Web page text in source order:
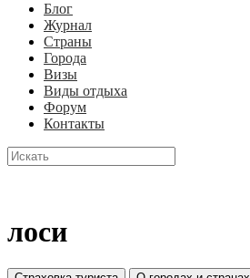
Блог
Журнал
Страны
Города
Визы
Виды отдыха
Форум
Контакты
лоси